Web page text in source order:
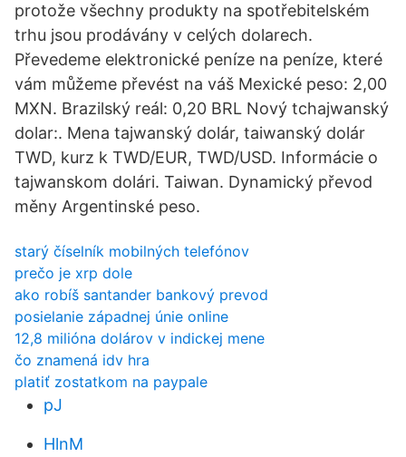
protože všechny produkty na spotřebitelském
trhu jsou prodávány v celých dolarech.
Převedeme elektronické peníze na peníze, které
vám můžeme převést na váš Mexické peso: 2,00
MXN. Brazilský reál: 0,20 BRL Nový tchajwanský
dolar:. Mena tajwanský dolár, taiwanský dolár
TWD, kurz k TWD/EUR, TWD/USD. Informácie o
tajwanskom dolári. Taiwan. Dynamický převod
měny Argentinské peso.
starý číselník mobilných telefónov
prečo je xrp dole
ako robíš santander bankový prevod
posielanie západnej únie online
12,8 milióna dolárov v indickej mene
čo znamená idv hra
platiť zostatkom na paypale
pJ
HlnM